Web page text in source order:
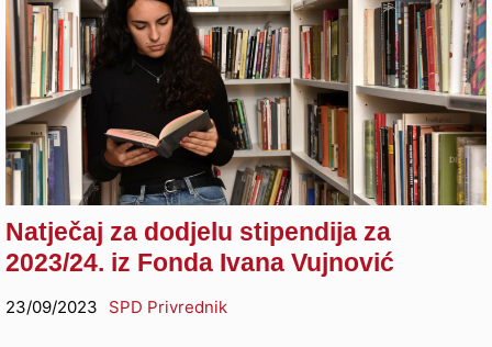
Natječaj za dodjelu stipendija za
2023/24. iz Fonda Ivana Vujnović
23/09/2023 SPD Privrednik